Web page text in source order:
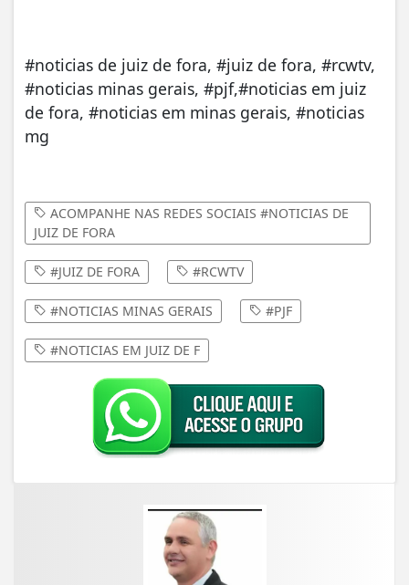
#noticias de juiz de fora, #juiz de fora, #rcwtv,
#noticias minas gerais, #pjf,#noticias em juiz
de fora, #noticias em minas gerais, #noticias
mg
ACOMPANHE NAS REDES SOCIAIS #NOTICIAS DE
JUIZ DE FORA
#JUIZ DE FORA #RCWTV
#NOTICIAS MINAS GERAIS #PJF
#NOTICIAS EM JUIZ DE F